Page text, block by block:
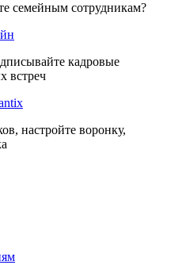
семейным сотрудникам?
кадровые
встреч
настройте воронку,